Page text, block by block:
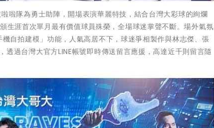
啦隊為勇士助陣，開場表演華麗特技，結合台灣大彩球的絢爛
生涯首次單月最有價值球員殊榮，全場球迷掌聲不斷。場外氣氛
自拍建模」功能，人氣高居不下，球迷爭相製作與林志傑、張
過台灣大官方LINE帳號即時傳送留言應援，高達近千則留言隨